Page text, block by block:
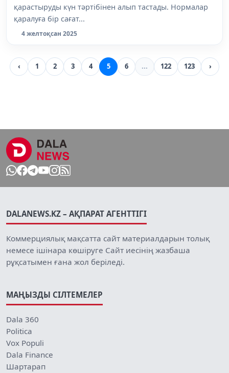
қарастыруды күн тәртібінен алып тастады. Нормалар
қаралуға бір сағат...
4 желтоқсан 2025
‹ 1 2 3 4 5 6 ... 122 123 ›
DALANEWS.KZ – АҚПАРАТ АГЕНТТІГІ
Коммерциялық мақсатта сайт материалдарын толық
немесе ішінара көшіруге Сайт иесінің жазбаша
рұқсатымен ғана жол беріледі.
МАҢЫЗДЫ СІЛТЕМЕЛЕР
Dala 360
Politica
Vox Populi
Dala Finance
Шартарап